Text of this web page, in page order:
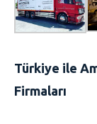
Türkiye ile
Firmaları